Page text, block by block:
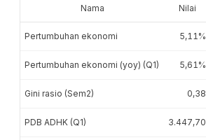
Nama Nilai
Pertumbuhan ekonomi 5,11%
Pertumbuhan ekonomi (yoy) (Q1) 5,61%
Gini rasio (Sem2) 0,38
PDB ADHK (Q1) 3.447,70